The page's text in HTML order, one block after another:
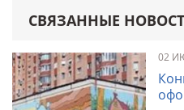
СВЯЗАННЫЕ
02